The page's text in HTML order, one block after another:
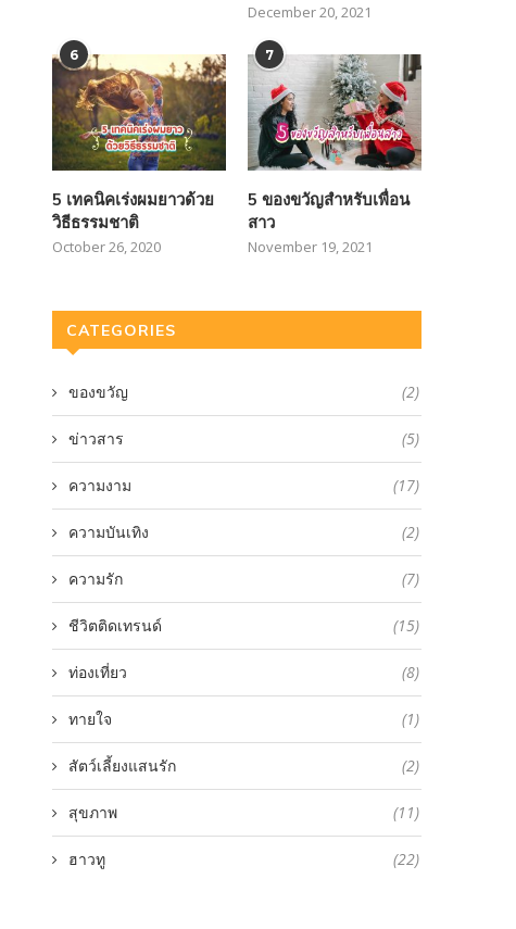
December 20, 2021
6
5 เทคนิคเร่งผมยาวด้วย
วิธีธรรมชาติ
October 26, 2020
7
5 ของขวัญสำหรับเพื่อน
สาว
November 19, 2021
CATEGORIES
ของขวัญ (2)
ข่าวสาร (5)
ความงาม (17)
ความบันเทิง (2)
ความรัก (7)
ชีวิตติดเทรนด์ (15)
ท่องเที่ยว (8)
ทายใจ (1)
สัตว์เลี้ยงแสนรัก (2)
สุขภาพ (11)
ฮาวทู (22)